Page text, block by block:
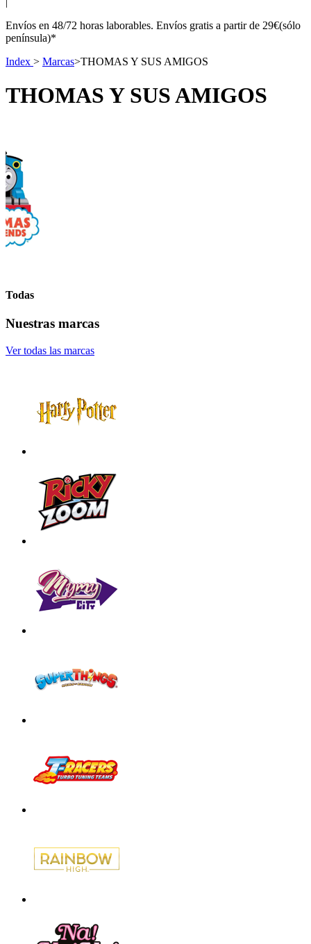
Envíos en 48/72 horas laborables. Envíos gratis a partir de 29€(sólo
península)*
Index > Marcas>THOMAS Y SUS AMIGOS
THOMAS Y SUS AMIGOS
Todas
Nuestras marcas
Ver todas las marcas